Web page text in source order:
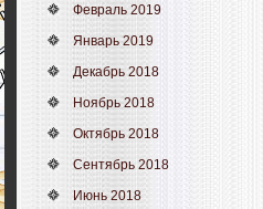
Февраль 2019
Январь 2019
Декабрь 2018
Ноябрь 2018
Октябрь 2018
Сентябрь 2018
Июнь 2018